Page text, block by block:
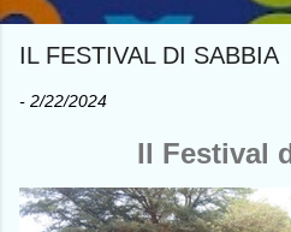
IL FESTIVAL DI SABBIA
- 2/22/2024
Il Festival